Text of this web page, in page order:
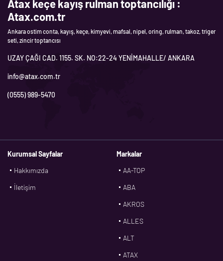
Atax keçe kayış rulman toptancılığı :
Atax.com.tr
Ankara ostim conta, kayış, keçe, kimyevi, mafsal, nipel, oring, rulman, takoz, triger
seti, zincir toptancısı
UZAY ÇAĞI CAD. 1155. SK. NO:22-24 YENİMAHALLE/ ANKARA
info@atax.com.tr
(0555) 989-5470
Kurumsal Sayfalar
Hakkımızda
İletişim
Markalar
AA-TOP
ABA
AKROS
ALLES
ALT
ATAX